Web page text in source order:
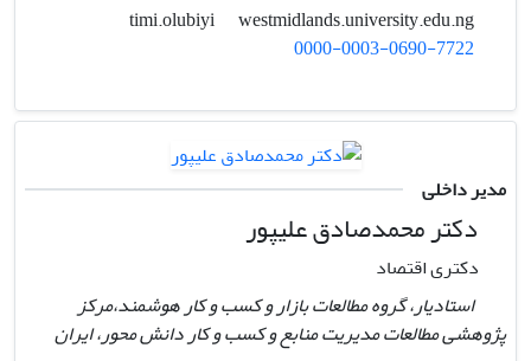
westmidlands.university.edu.ng
0000-0003-0690-7722
مدیر داخلی
دکتر محمدصادق علیپور
دکتری اقتصاد
استادیار، گروه مطالعات بازار و کسب و کار هوشمند،مرکز
پژوهشی مطالعات مدیریت منابع و کسب و کار دانش محور، ایران